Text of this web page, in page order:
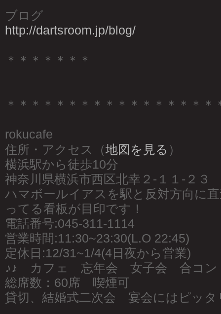
ブログ
http://dartsroom.jp/blog/
＊＊＊＊＊＊＊
＊＊＊＊＊＊＊＊＊＊＊＊＊＊＊＊＊
rokucafe
住所・アクセス（地図を見る ）
横浜駅から徒歩10分
神奈川県横浜市西区北幸２-１１-２３
ハマボールイアスを駅と反対方向に
ってる看板が目印です！
電話番号:045-311-1114
営業時間:11:30~23:30(L.O 22:45)
定休日:12/31~1/4(4日夜から営業)
♪♪ カフェ 忘年会 女子会 合コ
総席数：60席 喫煙可
貸切、結婚式二次会 宴会にはピッタ